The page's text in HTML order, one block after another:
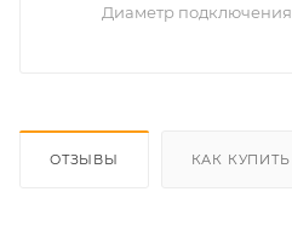
Диаметр подключения
ОТЗЫВЫ КАК КУПИТЬ